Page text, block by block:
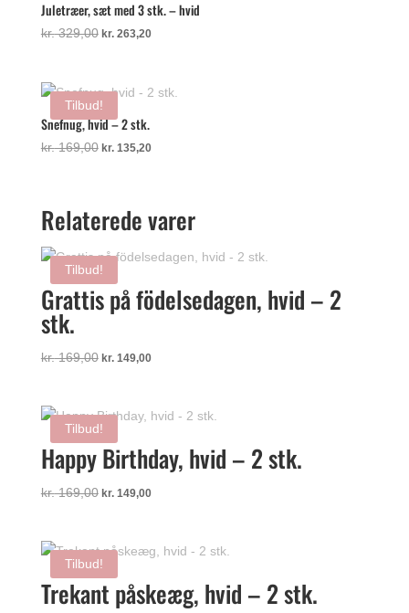
Juletræer, sæt med 3 stk. – hvid
kr.329,00 Den
var:
kr. 329,00.
kr.263,20Den
er:
Tilbud!
Snefnug, hvid – 2 stk.
kr.169,00 Den
kr. 169,00.
kr.135,20Den
kr. 135,20.
Relaterede varer
Tilbud!
Grattis på födelsedagen, hvid – 2
stk.
kr.169,00 Den
var:
kr. 169,00.
kr.149,00Den
er:
Tilbud!
Happy Birthday, hvid – 2 stk.
kr.169,00 Den
var:
kr. 169,00.
kr.149,00Den
Tilbud!
Trekant påskeæg, hvid – 2 stk.